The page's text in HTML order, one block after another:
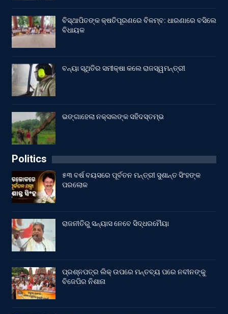
ବିସ୍ଥାପିତଙ୍କ କ୍ଷତିପୂରଣରେ ବିଳମ୍ବ: ଧାରଣାରେ ବସିଲେ
ବିଧାୟକ
ବନ୍ୟା ସ୍ଥିତିର ସମୀକ୍ଷା କଲେ ରାଜସ୍ୱମନ୍ତ୍ରୀ
ଭଙ୍ଗାହେଲା ନକ୍ସଲଙ୍କ ସହିଦସ୍ତମ୍ଭ
Politics
୫୩ ବର୍ଷ ବୟସରେ ପୂର୍ବତନ ମନ୍ତ୍ରୀ ସୁଶାନ୍ତ ସିଂହଙ୍କ
ପରଲୋକ
ରାଜନୀତିରୁ ସନ୍ୟାସ ନେବେ ସିଦ୍ଧରମୈୟା
ପ୍ରଶ୍ନପତ୍ର ଲିକ୍ ଉପରେ ମନ୍ତବ୍ୟ ପରେ ନବୀନଙ୍କୁ
ବିଜେପିର ନିଶାନା